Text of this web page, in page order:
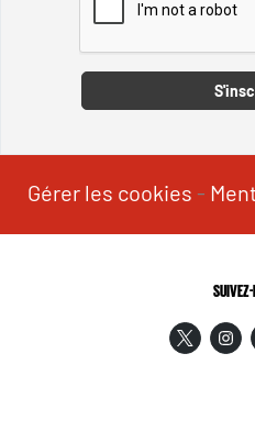
Gérer les cookies -
SUIVEZ-